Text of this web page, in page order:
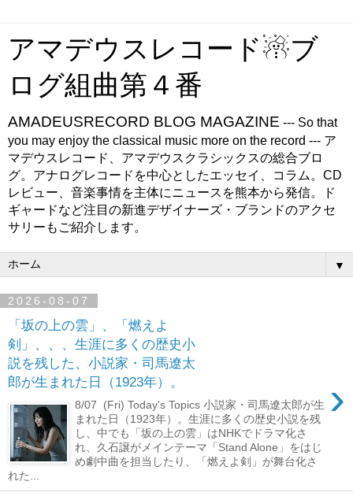
アマデウスレコード☃ブ
ログ組曲第４番
AMADEUSRECORD BLOG MAGAZINE --- So that
you may enjoy the classical music more on the record --- ア
マデウスレコード、アマデウスクラシックスの総合ブロ
グ。アナログレコードを中心としたエッセイ、コラム。CD
レビュー、音楽事情を主体にニュースを熊本から発信。ド
ギャードなど注目の新進デザイナーズ・ブランドのアクセ
サリーもご紹介します。
▼
2026-08-07
「坂の上の雲」、「燃えよ
剣」、、、生涯に多くの歴史小
説を残した、小説家・司馬遼太
郎が生まれた日（1923年）。
›
8/07 (Fri) Today's Topics 小説家・司馬遼太郎が生
まれた日（1923年）。生涯に多くの歴史小説を残
し、中でも「坂の上の雲」はNHKでドラマ化さ
れ、久石譲がメインテーマ「Stand Alone」をはじ
め劇中曲を担当したり、「燃えよ剣」が舞台化さ
れた...